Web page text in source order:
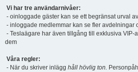
Vi har tre användarnivåer:
- oinloggade gäster kan se ett begränsat urval
- inloggade medlemmar kan se fler avdelningar
- Teslaägare har även tillgång till exklusiva
dem
Våra regler:
- När du skriver inlägg håll hövlig ton.